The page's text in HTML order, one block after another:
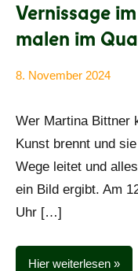
Vernissage
malen im
8. November 2024
Wer Martina Bittner
Kunst brennt und
Wege leitet und
ein Bild ergibt. Am
Uhr […]
Hier weiterlesen